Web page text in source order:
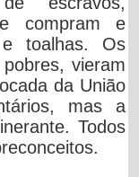
compram e
toalhas. Os
vieram
da União
mas a
Todos